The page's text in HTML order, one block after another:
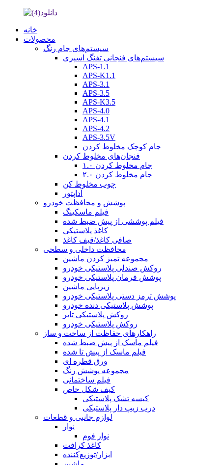
خانه
محصولات
سیستم‌های جام رنگ
سیستم‌های فنجانی تفنگ اسپری
APS-1.1
APS-K1.1
APS-3.1
APS-3.5
APS-K3.5
APS-4.0
APS-4.1
APS-4.2
APS-3.5V
جام کوچک مخلوط کردن
فنجان‌های مخلوط کردن
جام مخلوط کردن ۱.۰
جام مخلوط کردن ۲.۰
چوب مخلوط کن
آداپتور
پوشش و محافظت خودرو
فیلم ماسکینگ
فیلم پوششی از پیش ضبط شده
کاغذ پلاستیکی
صافی کاغذ/قیف کاغذ
محافظت داخلی و سطحی
مجموعه تمیز کردن ماشین
روکش صندلی پلاستیکی خودرو
پوشش فرمان پلاستیکی خودرو
زیرپایی ماشین
پوشش ترمز دستی پلاستیکی خودرو
پوشش پلاستیکی دنده خودرو
روکش پلاستیکی تایر
روکش پلاستیکی خودرو
راهکارهای حفاظت از ساخت و ساز
فیلم ماسک از پیش ضبط شده
فیلم ماسک از پیش تا شده
ورق قطره ای
مجموعه پوشش رنگ
فیلم ساختمانی
کیف شکل خاص
کیسه تشک پلاستیکی
درب زیپ دار پلاستیکی
لوازم جانبی و قطعات
نوار
نوار فوم
کاغذ کرافت
ابزار/توزیع‌کننده